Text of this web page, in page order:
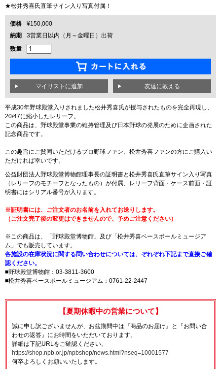
★松井秀喜氏直筆サイン入り写真付属！
価格
¥150,000
納期
3営業日以内（月～金曜日）出荷
数量
友達に教える
平成30年野球殿堂入りされました松井秀喜氏が授与されたものを完全再現し、
20/47に縮小したレリーフ。
この商品は、野球殿堂事業の維持管理及び日本野球の発展のために企画された
記念商品です。
この趣旨にご賛同いただけるプロ野球ファン、松井秀喜ファンの方にご購入い
ただければ幸いです。
公益財団法人野球殿堂博物館理事長の証明書と松井秀喜氏直筆サイン入り写真
（レリーフのモチーフとなったもの）が付属、レリーフ背面・ケース前面・証
明書にはシリアル番号が入ります。
※証明書には、ご注文者のお名前を入れてお送りします。
（ご注文完了後の変更はできませんので、予めご注意ください）
※この商品は、「野球殿堂博物館」及び「松井秀喜ベースボールミュージア
ム」でも販売しています。
各施設の在庫状況に関する問い合わせについては、ぞれぞれ下記まで直接ご確
認ください。
■野球殿堂博物館：03-3811-3600
■松井秀喜ベースボールミュージアム：0761-22-2447
【夏期休暇中の営業について】
誠に申し訳ございませんが、お盆期間中は『商品のお届け』と『お問い合
わせの返答』にお時間をいただいております。
詳細は下記URLをご確認ください。
https://shop.npb.or.jp/npbshop/news.html?nseq=10001577
何卒よろしくお願いいたします。